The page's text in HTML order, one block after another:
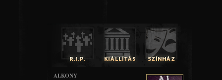
ALKONY